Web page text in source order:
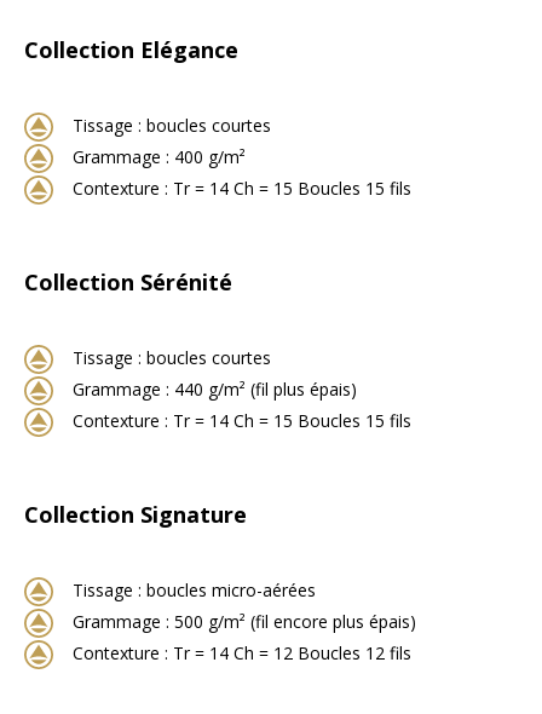
Collection Elégance
Tissage : boucles courtes
Grammage : 400 g/m²
Contexture : Tr = 14 Ch = 15 Boucles 15 fils
Collection Sérénité
Tissage : boucles courtes
Grammage : 440 g/m² (fil plus épais)
Contexture : Tr = 14 Ch = 15 Boucles 15 fils
Collection Signature
Tissage : boucles micro-aérées
Grammage : 500 g/m² (fil encore plus épais)
Contexture : Tr = 14 Ch = 12 Boucles 12 fils